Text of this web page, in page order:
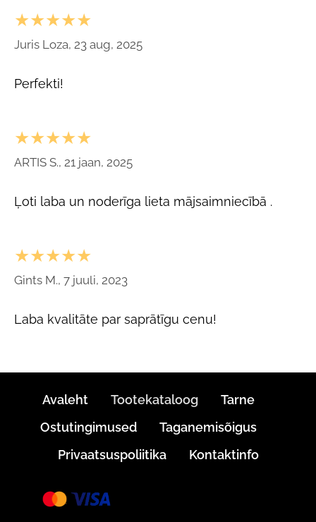
★★★★★
Juris Loza, 23 aug, 2025
Perfekti!
★★★★★
ARTIS S., 21 jaan, 2025
Ļoti laba un noderīga lieta mājsaimniecībā .
★★★★★
Gints M., 7 juuli, 2023
Laba kvalitāte par saprātīgu cenu!
Avaleht Tootekataloog
Tarne
Ostutingimused
Taganemisõigus
Privaatsuspoliitika
Kontaktinfo